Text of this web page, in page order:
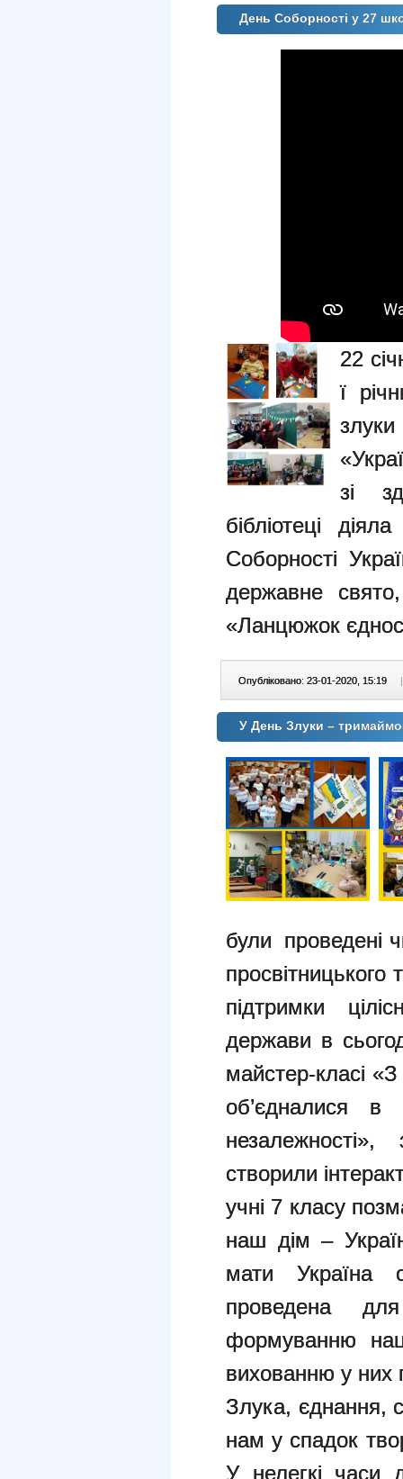
День Соборності у 27
22
ї
зі
бібліотеці
Соборності
державне
«Ланцюжок
Опубліковано: 23-01-2020, 15:19 |
У День Злуки –
були проведені
просвітницького
підтримки
держави в
майстер-класі
об’єдналися в
створили
учні 7 класу
наш дім –
мати Україна
проведена
формуванню
вихованню у них
Злука, єднання,
нам у спадок
У нелегкі часи